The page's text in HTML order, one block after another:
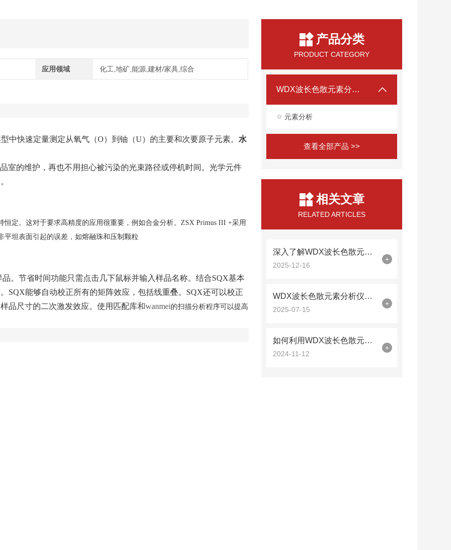
应用领域 化工,地矿,能源,建材/家具,综合
中快速定量测定从氧气（O）到铀（U）的主要和次要原子元素。 水
室的维护，再也不用担心被污染的光束路径或停机时间。光学元件
恒定。这对于要求高精度的应用很重要，例如合金分析。ZSX Primus III +采用
平坦表面引起的误差，如熔融珠和压制颗粒
。节省时间功能只需点击几下鼠标并输入样品名称。结合SQX基本
SQX能够自动校正所有的矩阵效应，包括线重叠。SQX还可以校正
品尺寸的二次激发效应。使用匹配库和wanmei的扫描分析程序可以提高
产品分类
PRODUCT CATEGORY
WDX波长色散元素分析仪
元素分析
查看全部产品 >>
相关文章
RELATED ARTICLES
深入了解WDX波长色散元素分析仪的工作原理与应用
2025-12-16
+
WDX波长色散元素分析仪在质量控制中的关键作用
2025-07-15
+
如何利用WDX波长色散元素分析仪进行多元素定量分析
2024-11-12
+